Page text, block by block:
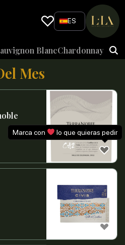
ES
BlancChardonnay
Mes
Marca con lo que quieras pedir